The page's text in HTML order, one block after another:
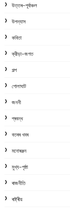
উত্তৰ-পূৰ্বাঞ্চল
উপন্যাস
কবিতা
ক্রীড়া-জগত
গল্প
গোলাঘাট
জননী
প্ৰবন্ধ
বতৰৰ খবৰ
মনোৰঞ্জন
মুখ্য-পৃষ্ঠা
ৰাজনীতি
ৰাষ্ট্ৰীয়